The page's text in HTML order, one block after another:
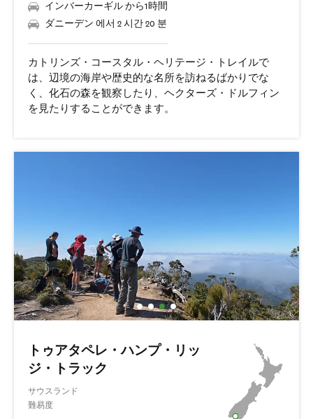
インバーカーギル から1時間
ダニーデン 에서 2 시간 20 분
カトリンズ・コースタル・ヘリテージ・トレイルで
は、辺境の海岸や歴史的な名所を訪ねるばかりでな
く、化石の森を観察したり、ヘクターズ・ドルフィン
を見たりすることができます。
トゥアタペレ・ハンプ・リッ
ジ・トラック
サウスランド
難易度